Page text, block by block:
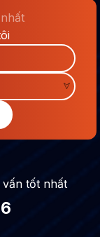
tốt nhất